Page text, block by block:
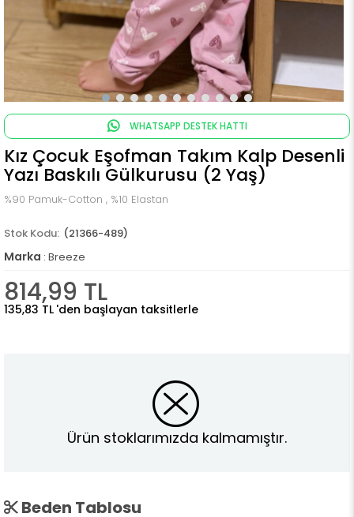
WHATSAPP DESTEK HATTI
Kız Çocuk Eşofman Takım Kalp Desenli
Yazı Baskılı Gülkurusu (2 Yaş)
%90 Pamuk-Cotton , %10 Elastan
(21366-489)
Marka : Breeze
814,99 TL
135,83 TL 'den başlayan taksitlerle
Ürün stoklarımızda kalmamıştır.
Beden Tablosu